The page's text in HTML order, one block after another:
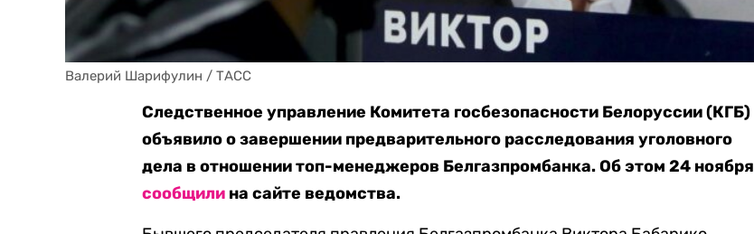
Валерий Шарифулин / ТАСС
Следственное управление Комитета госбезопасности Белоруссии (КГБ)
объявило о завершении предварительного расследования уголовного
дела в отношении топ-менеджеров Белгазпромбанка. Об этом 24 ноября
сообщили на сайте ведомства.